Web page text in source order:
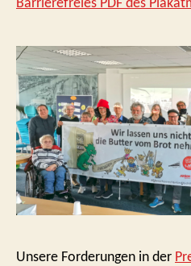
Barrierefreies PDF des
Unsere Forderungen in der